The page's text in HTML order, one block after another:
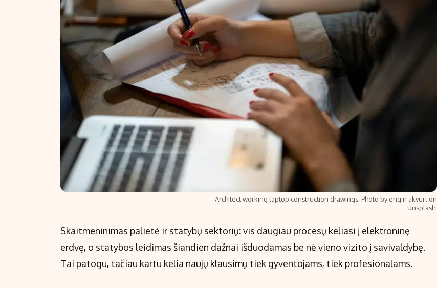
Architect working laptop construction drawings. Photo by engin akyurt on
Unsplash.
Skaitmeninimas palietė ir statybų sektorių: vis daugiau procesų keliasi į elektroninę
erdvę, o statybos leidimas šiandien dažnai išduodamas be nė vieno vizito į savivaldybę.
Tai patogu, tačiau kartu kelia naujų klausimų tiek gyventojams, tiek profesionalams.